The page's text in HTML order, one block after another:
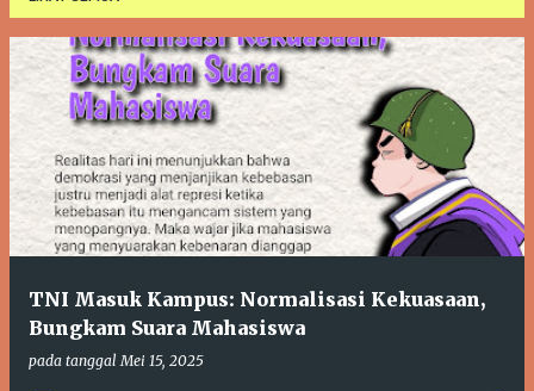
P
t
TNI Masuk Kampus: Normalisasi Kekuasaan,
Bungkam Suara Mahasiswa
pada tanggalMei 15, 2025